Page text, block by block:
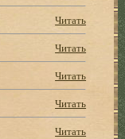
Читать
Читать
Читать
Читать
Читать